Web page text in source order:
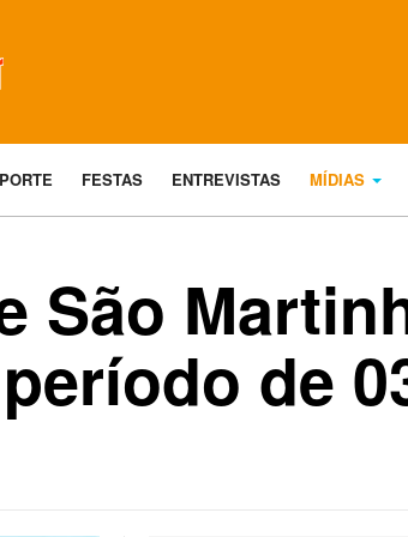
FESTAS ENTREVISTAS MÍDIAS
São
de